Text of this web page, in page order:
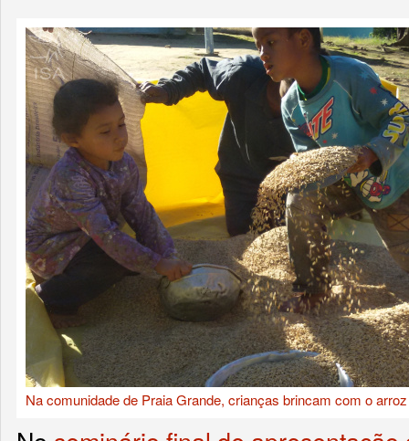
Na comunidade de Praia Grande, crianças brincam com o